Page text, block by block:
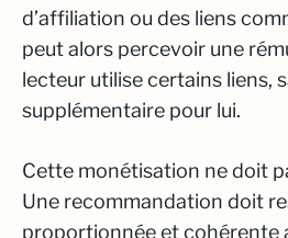
d’affiliation ou des liens
peut alors percevoir une
lecteur utilise certains liens,
supplémentaire pour lui.
Cette monétisation ne doit
Une recommandation doit
proportionnée et cohérente